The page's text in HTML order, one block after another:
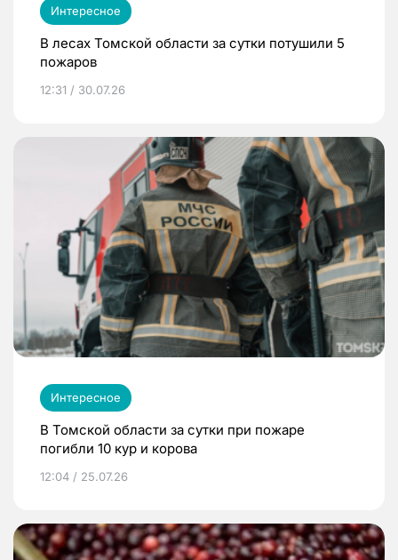
Интересное
В лесах Томской области за сутки потушили 5
пожаров
12:31 / 30.07.26
Интересное
В Томской области за сутки при пожаре
погибли 10 кур и корова
12:04 / 25.07.26